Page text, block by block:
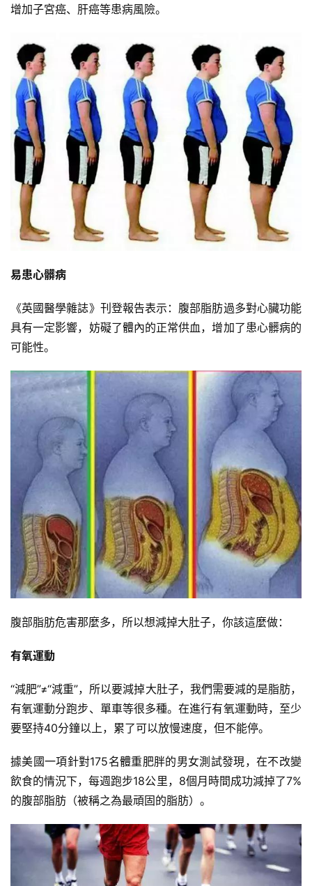
增加子宮癌、肝癌等患病風險。
易患心髒病
《英國醫學雜誌》刊登報告表示：腹部脂肪過多對心臟功能
具有一定影響，妨礙了體內的正常供血，增加了患心髒病的
可能性。
腹部脂肪危害那麼多，所以想減掉大肚子，你該這麼做：
有氧運動
“減肥”≠“減重”，所以要減掉大肚子，我們需要減的是脂肪，
有氧運動分跑步、單車等很多種。在進行有氧運動時，至少
要堅持40分鐘以上，累了可以放慢速度，但不能停。
據美國一項針對175名體重肥胖的男女測試發現，在不改變
飲食的情況下，每週跑步18公里，8個月時間成功減掉了7%
的腹部脂肪（被稱之為最頑固的脂肪）。